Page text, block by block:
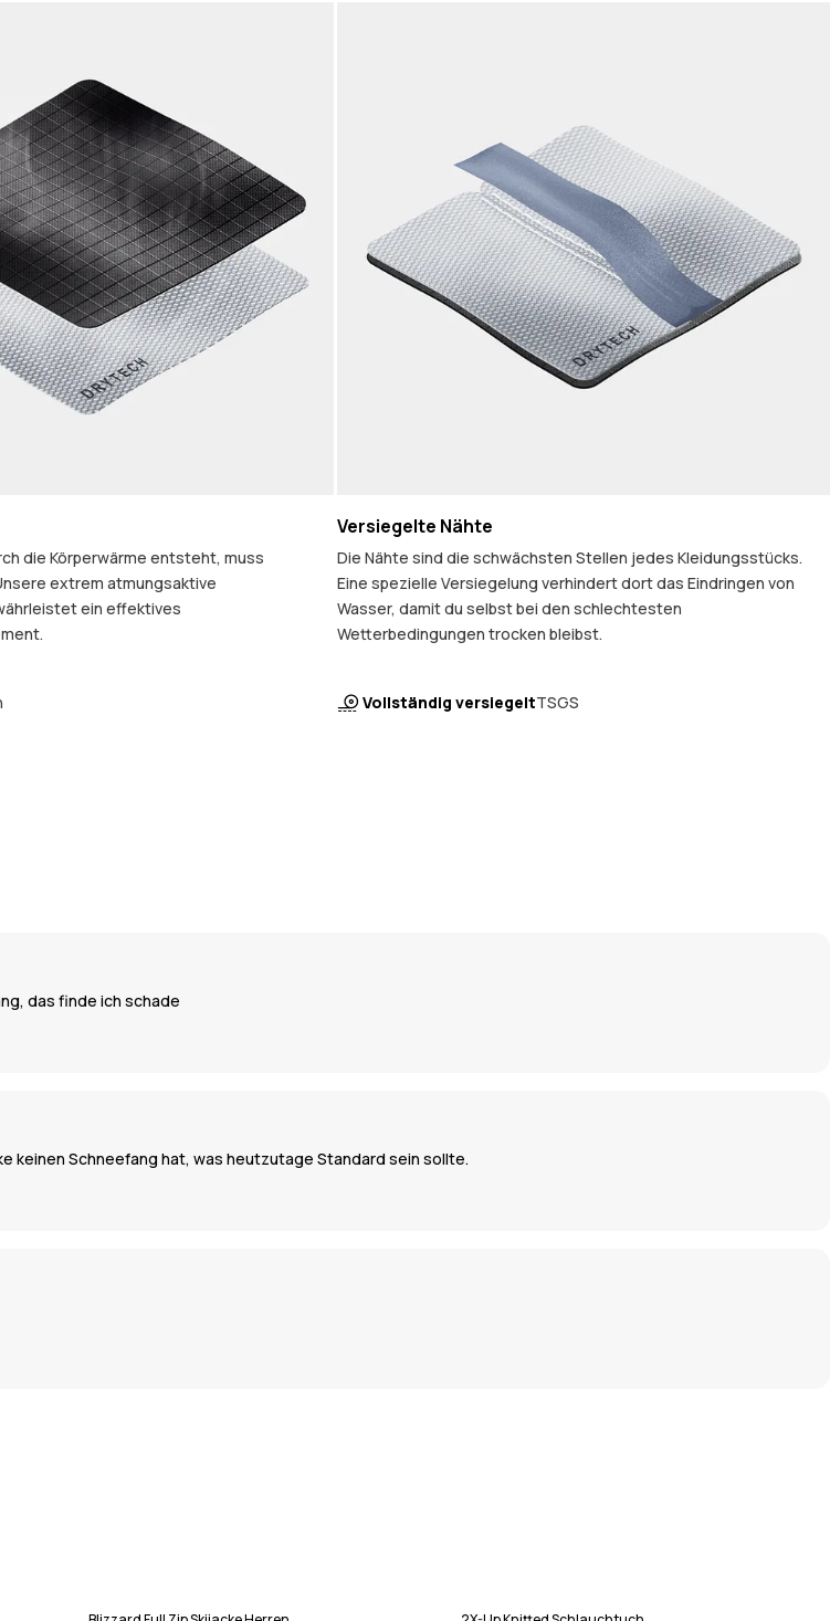
die Körperwärme entsteht, muss
extrem atmungsaktive
ein effektives
Versiegelte Nähte
Die Nähte sind die schwächsten Stellen jedes Kleidungsstücks.
Eine spezielle Versiegelung verhindert dort das Eindringen von
Wasser, damit du selbst bei den schlechtesten
Wetterbedingungen trocken bleibst.
Vollständig versiegeltTSGS
das finde ich schade
keinen Schneefang hat, was heutzutage Standard sein sollte.